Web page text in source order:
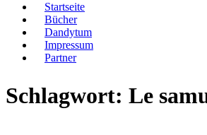
Startseite
Bücher
Dandytum
Impressum
Partner
Schlagwort: Le